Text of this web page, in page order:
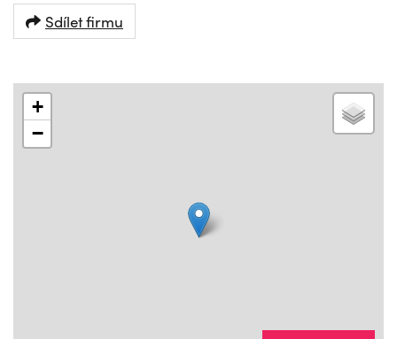
Sdílet firmu
+
−